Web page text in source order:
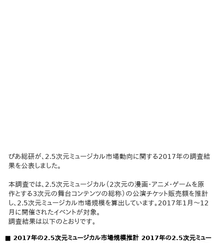
ぴあ総研が、2.5次元ミュージカル市場動向に関する2017年の調査結
果を公表しました。
本調査では、2.5次元ミュージカル（2次元の漫画・アニメ・ゲームを原
作とする3次元の舞台コンテンツの総称）の公演チケット販売額を推計
し、2.5次元ミュージカル市場規模を算出しています。2017年1月～12
月に開催されたイベントが対象。
調査結果は以下のとおりです。
■ 2017年の2.5次元ミュージカル市場規模推計 2017年の2.5次元ミュー